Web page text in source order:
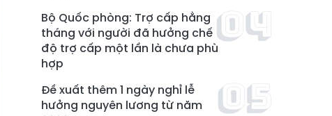
Bộ Quốc phòng: Trợ cấp hằng
tháng với người đã hưởng chế
độ trợ cấp một lần là chưa phù
hợp
Đề xuất thêm 1 ngày nghỉ lễ
hưởng nguyên lương từ năm